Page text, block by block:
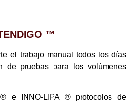
™
el trabajo manual todos los días
de pruebas para los volúmenes
® e INNO-LIPA ® protocolos de